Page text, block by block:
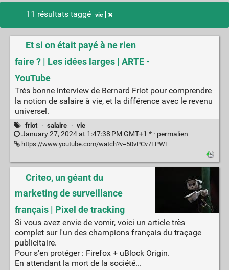
11 résultats taggé vie
Et si on était payé à ne rien
faire ? | Les idées larges | ARTE -
YouTube
Très bonne interview de Bernard Friot pour comprendre
la notion de salaire à vie, et la différence avec le revenu
universel.
friot · salaire · vie
January 27, 2024 at 1:47:38 PM GMT+1 * · permalien
https://www.youtube.com/watch?v=50vPCv7EPWE
Criteo, un géant du
marketing de surveillance
français | Pixel de tracking
Si vous avez envie de vomir, voici un article très
complet sur l'un des champions français du traçage
publicitaire.
Pour s'en protéger : Firefox + uBlock Origin.
En attendant la mort de la société...